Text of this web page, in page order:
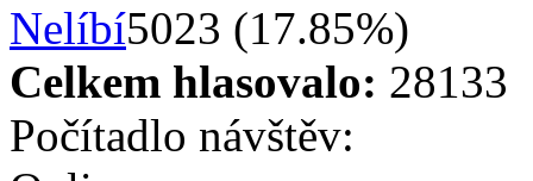
Nelíbí5023 (17.85%)
Celkem hlasovalo: 28133
Počítadlo návštěv: